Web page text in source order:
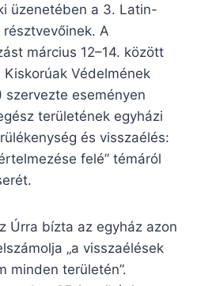
üzenetében a 3. Latin-
A
március 12–14. között
Védelmének
szervezte eseményen
területének egyházi
és visszaélés:
felé” témáról
Úrra bízta az egyház azon
„a visszaélések
minden területén”.